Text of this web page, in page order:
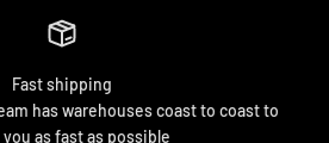
Fast shipping
has warehouses coast to coast to
as fast as possible.